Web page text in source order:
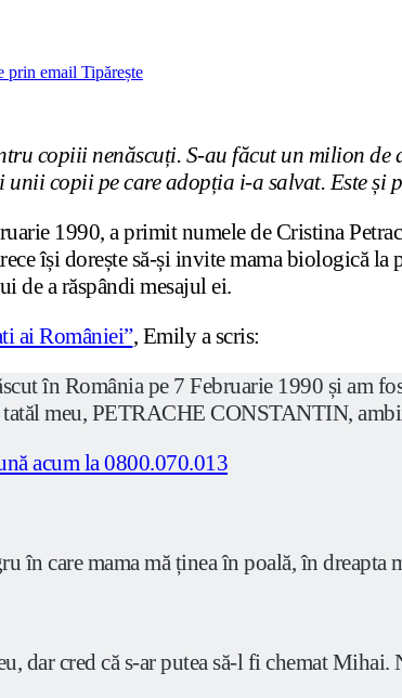
prin email Tipărește
copiii nenăscuți. S-au făcut un milion
unii copii pe care adopția i-a salvat. Este și
1990, a primit numele de Cristina
își dorește să-și invite mama biologică
de a răspândi mesajul ei.
ai României”, Emily a scris:
în România pe 7 Februarie 1990 și am
meu, PETRACHE CONSTANTIN,
în care mama mă ținea în poală, în dreapta
dar cred că s-ar putea să-l fi chemat